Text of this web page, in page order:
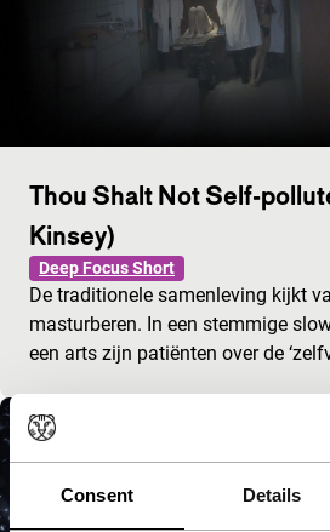
Consent Details
Thou Shalt Not Self-
Kinsey)
Deep Focus Short
De traditionele samenleving kijkt
masturberen. In een stemmige
een arts zijn patiënten over de